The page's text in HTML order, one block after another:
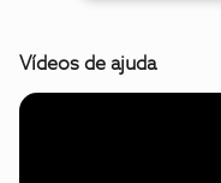
Vídeos de ajuda